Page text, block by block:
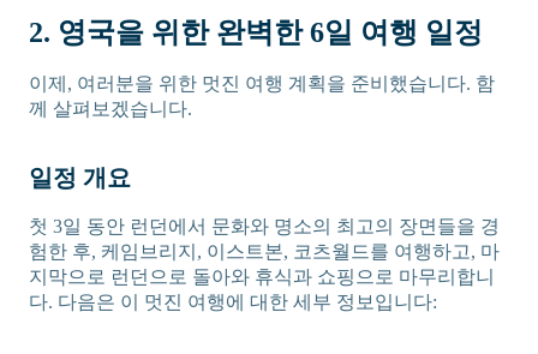
2. 영국을 위한 완벽한 6일 여행 일정
이제, 여러분을 위한 멋진 여행 계획을 준비했습니다. 함
께 살펴보겠습니다.
일정 개요
첫 3일 동안 런던에서 문화와 명소의 최고의 장면들을 경
험한 후, 케임브리지, 이스트본, 코츠월드를 여행하고, 마
지막으로 런던으로 돌아와 휴식과 쇼핑으로 마무리합니
다. 다음은 이 멋진 여행에 대한 세부 정보입니다: